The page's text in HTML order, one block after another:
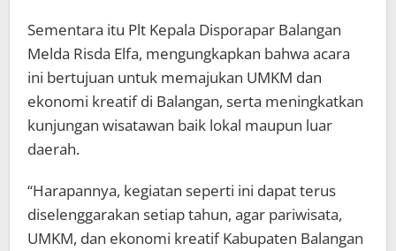
Sementara itu Plt Kepala Disporapar Balangan
Melda Risda Elfa, mengungkapkan bahwa acara
ini bertujuan untuk memajukan UMKM dan
ekonomi kreatif di Balangan, serta meningkatkan
kunjungan wisatawan baik lokal maupun luar
daerah.
“Harapannya, kegiatan seperti ini dapat terus
diselenggarakan setiap tahun, agar pariwisata,
UMKM, dan ekonomi kreatif Kabupaten Balangan